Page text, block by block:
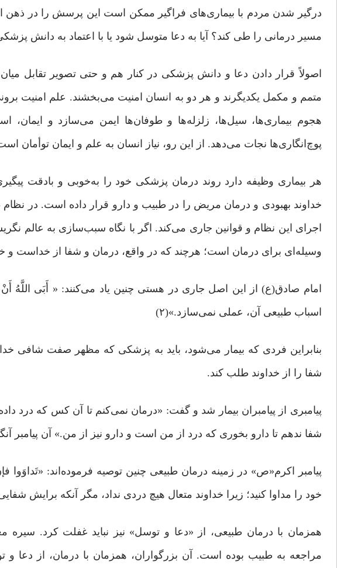
درگیر شدن مردم با بیماری‌های فراگیر ممکن است این پرسش را در ذهن
مسیر درمانی را طی کند؟ آیا به دعا متوسل شود یا با اعتماد به دانش
اصولاً قرار دادن دعا و دانش پزشکی در کنار هم و حتی تصویر تقابل
متمم و مکمل یکدیگرند و هر دو به انسان امنیت می‌بخشند. علم امنیت
هجوم بیماری‌ها، سیل‌ها، زلزله‌ها و طوفان‌ها ایمن می‌سازد و ایمان،
پوچ‌انگاری‌ها نجات می‌دهد. از این رو، نیاز انسان به علم و ایمان توأمان
هر بیماری وظیفه دارد روند درمان پزشکی خود را به‌خوبی و بادقت
خداوند بهبودی و درمان مریض را در طبیب و دارو قرار داده است. در
اجرای این نظام و قوانین جاری می‌کند. اگر با نگاه سبب‌سازی به عالم
وسیله‌ای برای درمان است؛ هرچند که در واقع، درمان و شفا از خداست و
امام صادق(ع) از این اصل جاری در هستی چنین یاد می‌کنند: « أَبَى اللَّهُ أَنْ
اسباب طبیعی آن، عملی نمی‌سازد.»(۲)
بنابراین فردی که بیمار می‌شود، باید به پزشکی که مظهر صفت شافی
شفا را از خداوند طلب کند.
پیامبری از پیامبران بیمار شد و گفت: «درمان نمی‌کنم تا آن کس که درد
شفا ندهم تا دارو بخوری که درد از من است و دارو نیز از من.» آن پیامبر
پیامبر اکرم«ص» در زمینه درمان طبیعی چنین توصیه فرموده‌اند: «تَداوَوا
خود را مداوا کنید؛ زیرا خداوند متعال هیچ دردى نداد، مگر آنکه برایش شفایى
همزمان با درمان طبیعی، از «دعا و توسل» نیز نباید غفلت کرد.
مراجعه به طبیب بوده است. آن بزرگواران، همزمان با درمان، از دعا